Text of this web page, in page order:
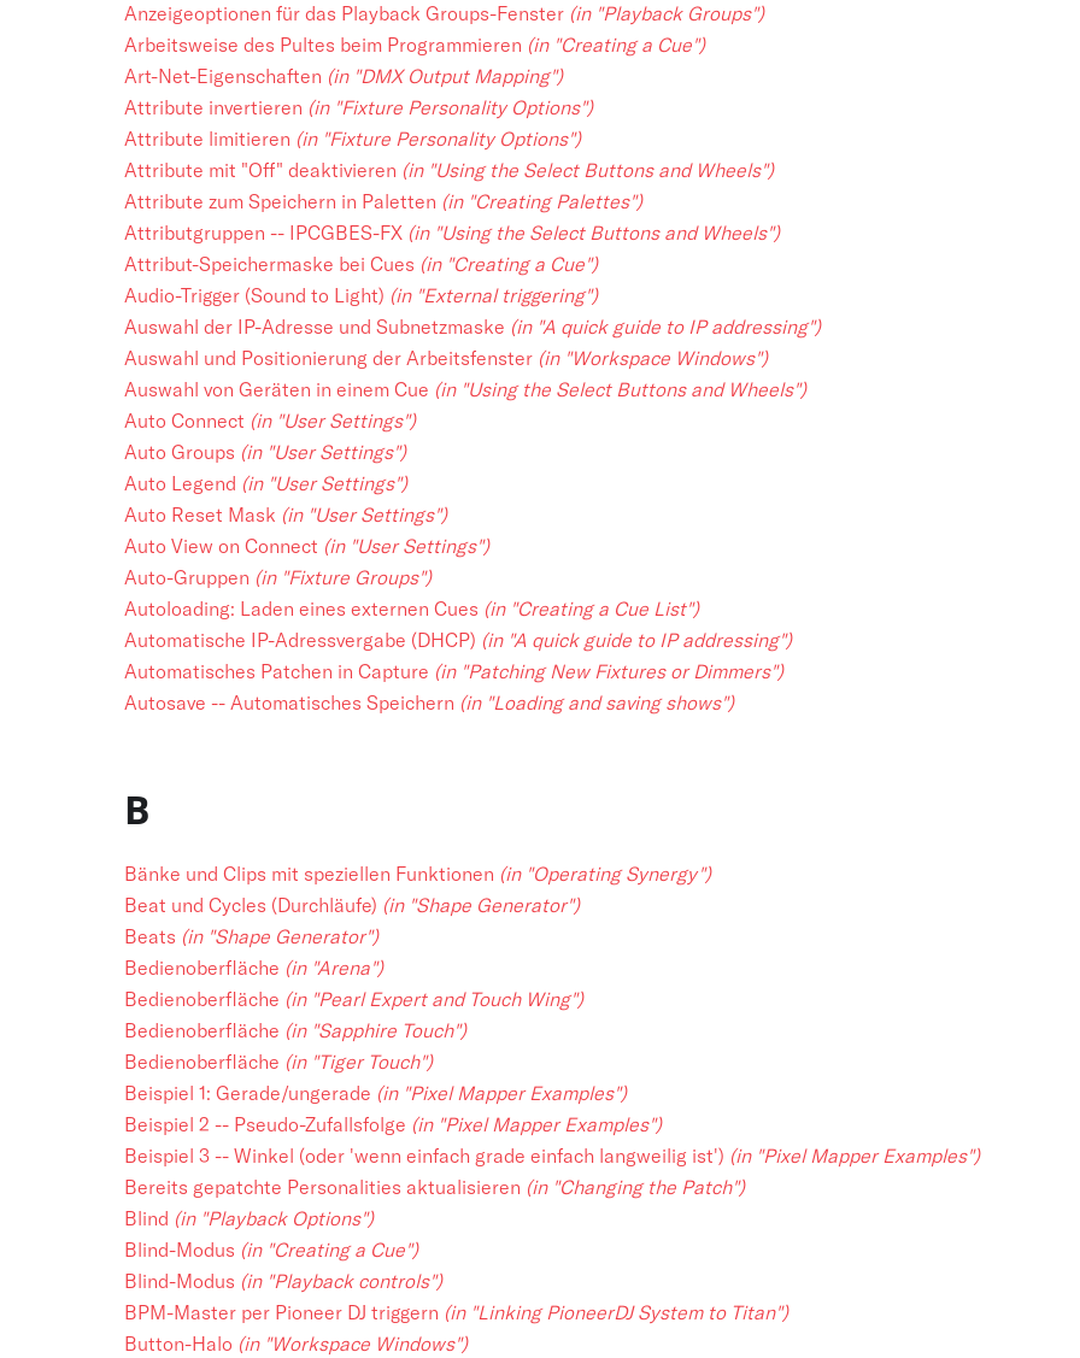
Anzeigeoptionen für das Playback Groups-Fenster (in "Playback Groups")
Arbeitsweise des Pultes beim Programmieren (in "Creating a Cue")
Art-Net-Eigenschaften (in "DMX Output Mapping")
Attribute invertieren (in "Fixture Personality Options")
Attribute limitieren (in "Fixture Personality Options")
Attribute mit "Off" deaktivieren (in "Using the Select Buttons and Wheels")
Attribute zum Speichern in Paletten (in "Creating Palettes")
Attributgruppen -- IPCGBES-FX (in "Using the Select Buttons and Wheels")
Attribut-Speichermaske bei Cues (in "Creating a Cue")
Audio-Trigger (Sound to Light) (in "External triggering")
Auswahl der IP-Adresse und Subnetzmaske (in "A quick guide to IP addressing")
Auswahl und Positionierung der Arbeitsfenster (in "Workspace Windows")
Auswahl von Geräten in einem Cue (in "Using the Select Buttons and Wheels")
Auto Connect (in "User Settings")
Auto Groups (in "User Settings")
Auto Legend (in "User Settings")
Auto Reset Mask (in "User Settings")
Auto View on Connect (in "User Settings")
Auto-Gruppen (in "Fixture Groups")
Autoloading: Laden eines externen Cues (in "Creating a Cue List")
Automatische IP-Adressvergabe (DHCP) (in "A quick guide to IP addressing")
Automatisches Patchen in Capture (in "Patching New Fixtures or Dimmers")
Autosave -- Automatisches Speichern (in "Loading and saving shows")
B
Bänke und Clips mit speziellen Funktionen (in "Operating Synergy")
Beat und Cycles (Durchläufe) (in "Shape Generator")
Beats (in "Shape Generator")
Bedienoberfläche (in "Arena")
Bedienoberfläche (in "Pearl Expert and Touch Wing")
Bedienoberfläche (in "Sapphire Touch")
Bedienoberfläche (in "Tiger Touch")
Beispiel 1: Gerade/ungerade (in "Pixel Mapper Examples")
Beispiel 2 -- Pseudo-Zufallsfolge (in "Pixel Mapper Examples")
Beispiel 3 -- Winkel (oder 'wenn einfach grade einfach langweilig ist') (in "Pixel Mapper Examples")
Bereits gepatchte Personalities aktualisieren (in "Changing the Patch")
Blind (in "Playback Options")
Blind-Modus (in "Creating a Cue")
Blind-Modus (in "Playback controls")
BPM-Master per Pioneer DJ triggern (in "Linking PioneerDJ System to Titan")
Button-Halo (in "Workspace Windows")